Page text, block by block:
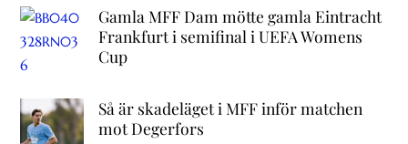
Gamla MFF Dam mötte gamla Eintracht
Frankfurt i semifinal i UEFA Womens
Cup
Så är skadeläget i MFF inför matchen
mot Degerfors